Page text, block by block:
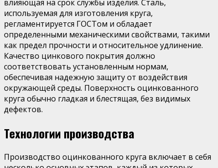
влияющая на срок службы изделия. Сталь,
используемая для изготовления круга,
регламентируется ГОСТом и обладает
определенными механическими свойствами, такими
как предел прочности и относительное удлинение.
Качество цинкового покрытия должно
соответствовать установленным нормам,
обеспечивая надежную защиту от воздействия
окружающей среды. Поверхность оцинкованного
круга обычно гладкая и блестящая, без видимых
дефектов.
Технологии производства
Производство оцинкованного круга включает в себя